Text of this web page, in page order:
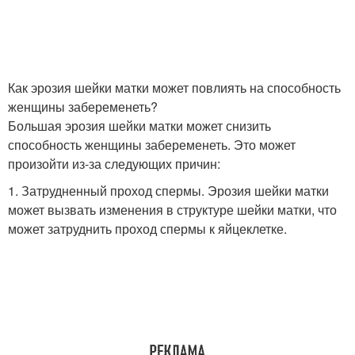
Как эрозия шейки матки может повлиять на способность
женщины забеременеть?
Большая эрозия шейки матки может снизить
способность женщины забеременеть. Это может
произойти из-за следующих причин:
1. Затрудненный проход спермы. Эрозия шейки матки
может вызвать изменения в структуре шейки матки, что
может затруднить проход спермы к яйцеклетке.